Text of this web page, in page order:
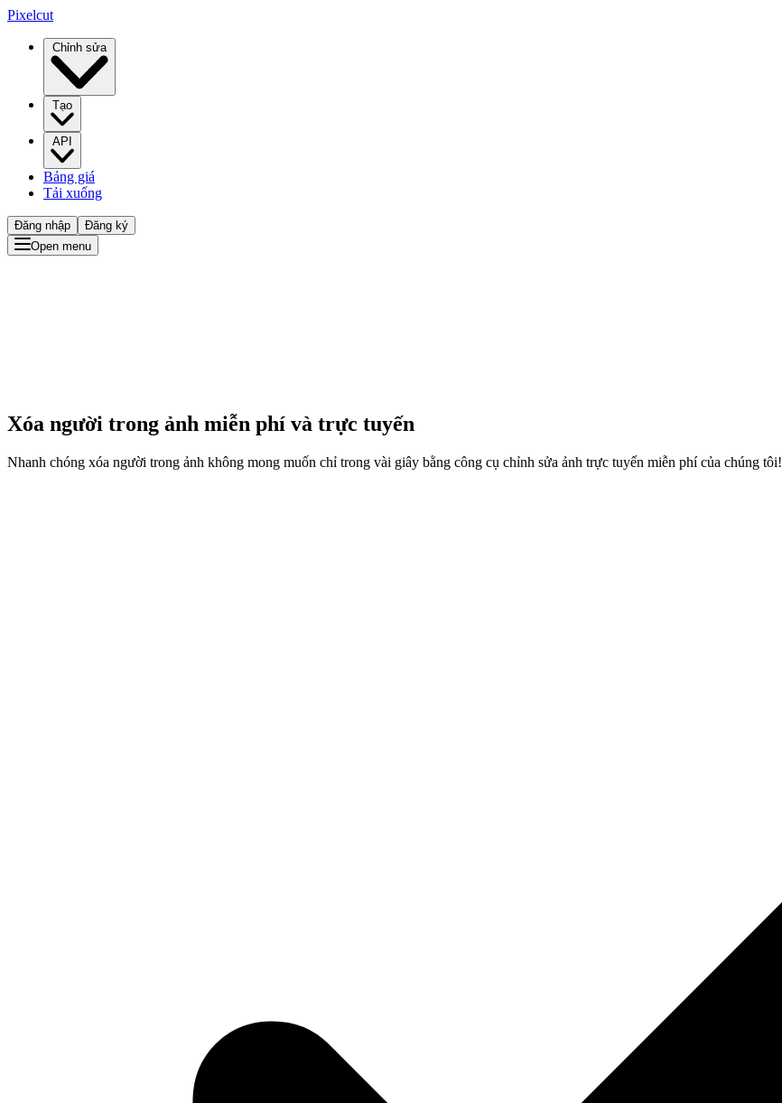
Pixelcut
Chỉnh sửa
Tạo
API
Bảng giá
Tải xuống
Đăng nhập
Đăng ký
Open menu
Xóa người trong ảnh miễn phí và trực tuyến
Nhanh chóng xóa người trong ảnh không mong muốn chỉ trong vài giây bằng công cụ chỉnh sửa ảnh trực tuyến miễn phí của chúng tôi!